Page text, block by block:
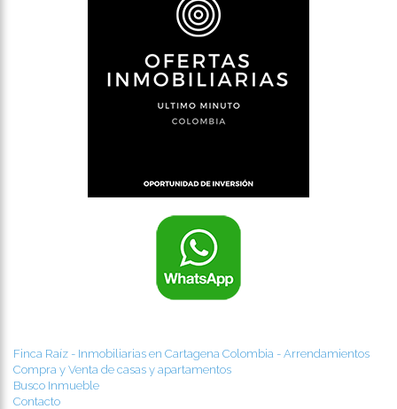
Finca Raíz - Inmobiliarias en Cartagena Colombia - Arrendamientos
Compra y Venta de casas y apartamentos
Busco Inmueble
Contacto